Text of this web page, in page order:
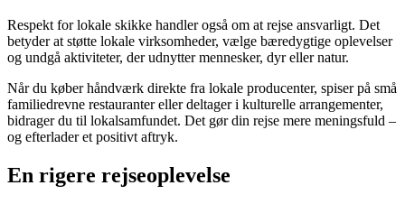
Respekt for lokale skikke handler også om at rejse ansvarligt. Det
betyder at støtte lokale virksomheder, vælge bæredygtige oplevelser
og undgå aktiviteter, der udnytter mennesker, dyr eller natur.
Når du køber håndværk direkte fra lokale producenter, spiser på små
familiedrevne restauranter eller deltager i kulturelle arrangementer,
bidrager du til lokalsamfundet. Det gør din rejse mere meningsfuld –
og efterlader et positivt aftryk.
En rigere rejseoplevelse